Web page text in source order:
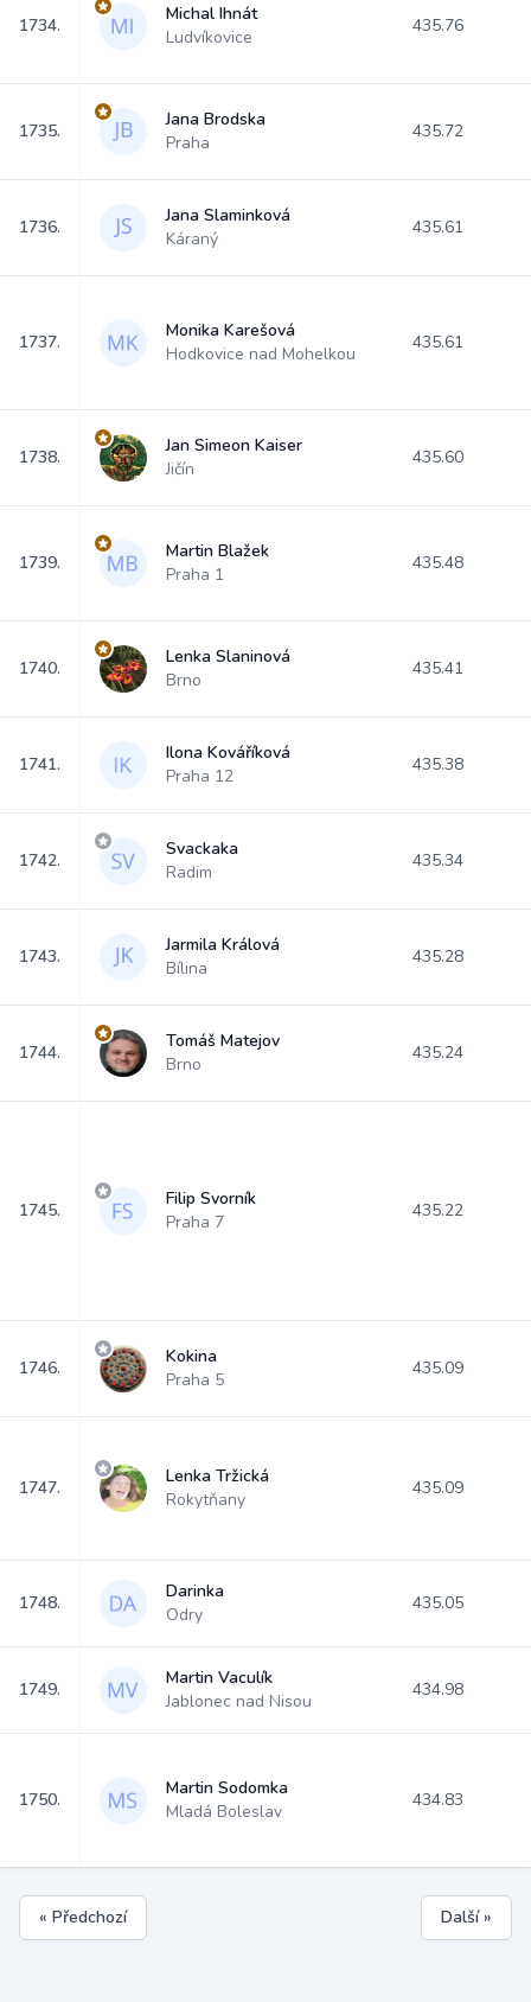
1734.
Michal Ihnát
Ludvíkovice
435.76
1735.
Jana Brodska
Praha
435.72
1736.
Jana Slaminková
Káraný
435.61
1737.
Monika Karešová
Hodkovice nad Mohelkou
435.61
1738.
Jan Simeon Kaiser
Jičín
435.60
1739.
Martin Blažek
Praha 1
435.48
1740.
Lenka Slaninová
Brno
435.41
1741.
Ilona Kováříková
Praha 12
435.38
1742.
Svackaka
Radim
435.34
1743.
Jarmila Králová
Bílina
435.28
1744.
Tomáš Matejov
Brno
435.24
1745.
Filip Svorník
Praha 7
435.22
1746.
Kokina
Praha 5
435.09
1747.
Lenka Tržická
Rokytňany
435.09
1748.
Darinka
Odry
435.05
1749.
Martin Vaculík
Jablonec nad Nisou
434.98
1750.
Martin Sodomka
Mladá Boleslav
434.83
« Předchozí Další »